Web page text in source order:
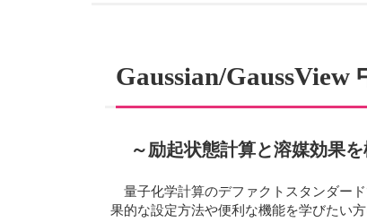
Gaussian/GaussView
～励起状態計算と溶媒効果
量子化学計算のデファクトスタンダー
果的な設定方法や便利な機能を学びたい